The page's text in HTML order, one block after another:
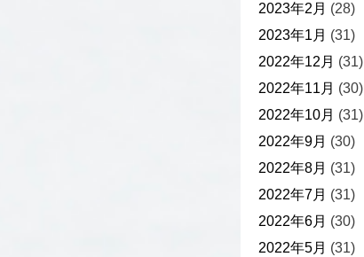
2023年2月 (28)
2023年1月 (31)
2022年12月 (31)
2022年11月 (30)
2022年10月 (31)
2022年9月 (30)
2022年8月 (31)
2022年7月 (31)
2022年6月 (30)
2022年5月 (31)